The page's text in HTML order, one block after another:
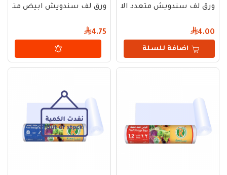
ورق لف سندويش متعدد الاستخدامات – 35×25 سم | 50 حبة
4.00
اضافة للسلة
ورق لف سندويش ابيض متعدد
4.75